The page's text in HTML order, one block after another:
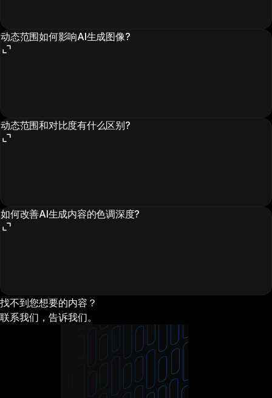
动态范围如何影响AI生成图像?
动态范围和对比度有什么区别?
如何改善AI生成内容的色调深度?
找不到您想要的内容？
联系我们，告诉我们。